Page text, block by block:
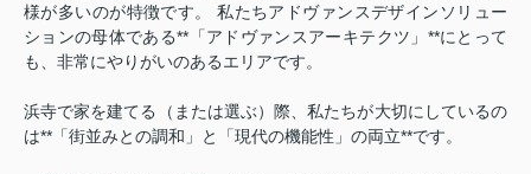
様が多いのが特徴です。 私たちアドヴァンスデザインソリュー
ションの母体である**「アドヴァンスアーキテクツ」**にとって
も、非常にやりがいのあるエリアです。
浜寺で家を建てる（または選ぶ）際、私たちが大切にしているの
は**「街並みとの調和」と「現代の機能性」の両立**です。